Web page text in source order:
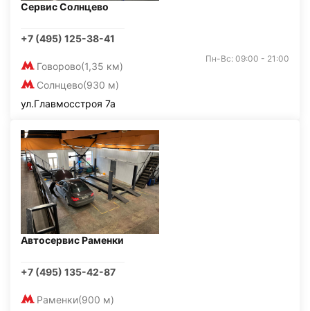
Сервис Солнцево
+7 (495) 125-38-41
Говорово(1,35 км)
Солнцево(930 м)
Пн-Вс: 09:00 - 21:00
ул.Главмосстроя 7а
Автосервис Раменки
+7 (495) 135-42-87
Раменки(900 м)